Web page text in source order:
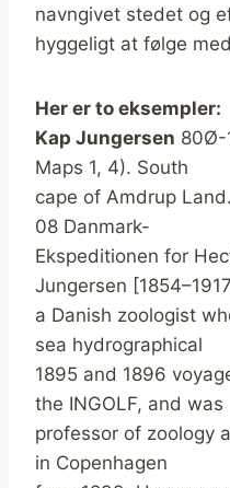
navngivet stedet og
hyggeligt at følge
Her er to eksempler:
Kap Jungersen 80Ø-
Maps 1, 4). South
cape of Amdrup
08 Danmark-
Ekspeditionen for
Jungersen
a Danish zoologist
sea hydrographical
1895 and 1896
the INGOLF, and was
professor of zoology
in Copenhagen